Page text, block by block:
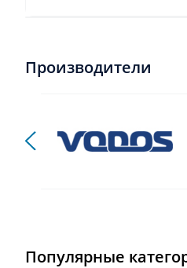
Производители
Популярные